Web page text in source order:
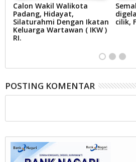
Calon Wakil Walikota
Padang, Hidayat,
Silaturahmi Dengan Ikatan
Keluarga Wartawan ( IKW )
RI.
cilik,
POSTING KOMENTAR